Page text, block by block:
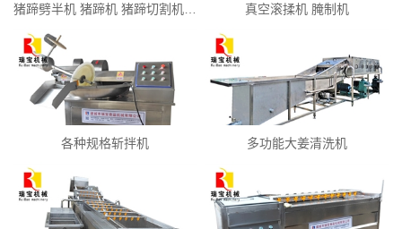
猪蹄劈半机 猪蹄机 猪蹄切割机… 真空滚揉机 腌制机
各种规格斩拌机 多功能大姜清洗机